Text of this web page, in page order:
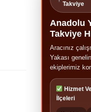
Takviye
Anadolu
Takviye
Aracınız
Yakası
ekiplerimiz
Hizmet
İlçeleri